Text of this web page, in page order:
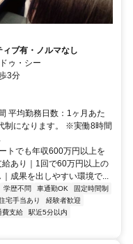
ブ有・ノルマなし
ゥ・シー
3分
平均勤務日数：1ヶ月あた
制になります。 ※実働8時間
トでも年収600万円以上を
あり｜1回で60万円以上の
成果を出しやすい環境で...
学歴不問 車通勤OK
固定時間制
宅手当あり
経験者歓迎
費支給
駅近5分以内